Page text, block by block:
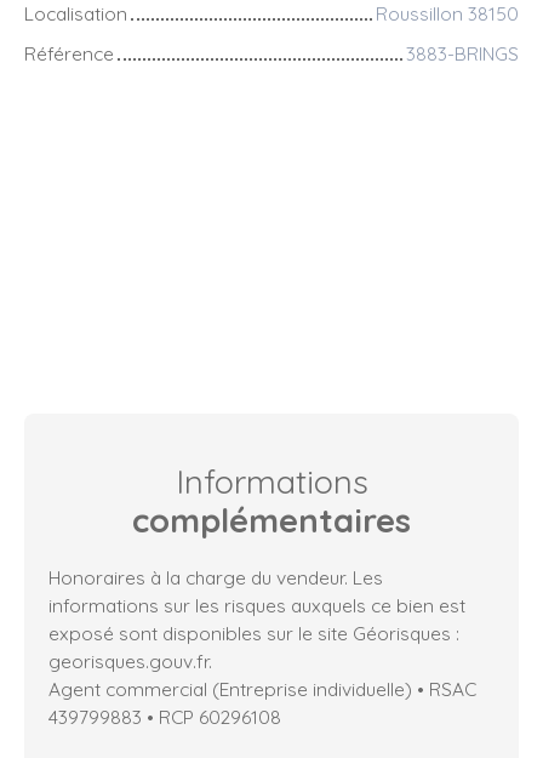
Localisation
Roussillon 38150
Référence
3883-BRINGS
Informations
complémentaires
Honoraires à la charge du vendeur. Les
informations sur les risques auxquels ce bien est
exposé sont disponibles sur le site Géorisques :
georisques.gouv.fr.
Agent commercial (Entreprise individuelle) • RSAC
439799883 • RCP 60296108